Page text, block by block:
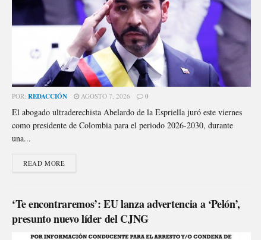
POR: REDACCIÓN AGOSTO 7, 2026 0
El abogado ultraderechista Abelardo de la Espriella juró este viernes
como presidente de Colombia para el periodo 2026-2030, durante
una...
READ MORE
‘Te encontraremos’: EU lanza advertencia a ‘Pelón’,
presunto nuevo líder del CJNG